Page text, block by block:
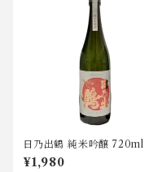
日乃出鶴 純米吟醸 720ml
¥1,980